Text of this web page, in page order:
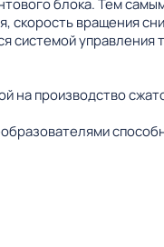
скорость вращения
системой управления
на производство